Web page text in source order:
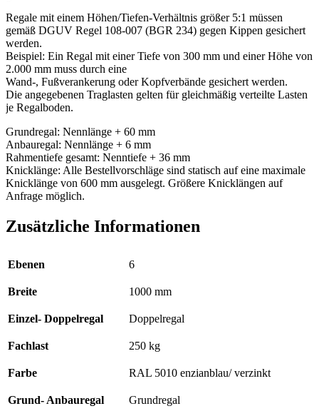
Regale mit einem Höhen/Tiefen-Verhältnis größer 5:1 müssen
gemäß DGUV Regel 108-007 (BGR 234) gegen Kippen gesichert
werden.
Beispiel: Ein Regal mit einer Tiefe von 300 mm und einer Höhe von
2.000 mm muss durch eine
Wand-, Fußverankerung oder Kopfverbände gesichert werden.
Die angegebenen Traglasten gelten für gleichmäßig verteilte Lasten
je Regalboden.
Grundregal: Nennlänge + 60 mm
Anbauregal: Nennlänge + 6 mm
Rahmentiefe gesamt: Nenntiefe + 36 mm
Knicklänge: Alle Bestellvorschläge sind statisch auf eine maximale
Knicklänge von 600 mm ausgelegt. Größere Knicklängen auf
Anfrage möglich.
Zusätzliche Informationen
Ebenen 6
Breite 1000 mm
Einzel- Doppelregal Doppelregal
Fachlast 250 kg
Farbe RAL 5010 enzianblau/ verzinkt
Grund- Anbauregal Grundregal